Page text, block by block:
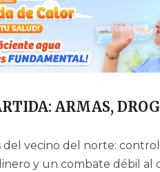
ARMAS,
vecino del norte:
y un combate débil al